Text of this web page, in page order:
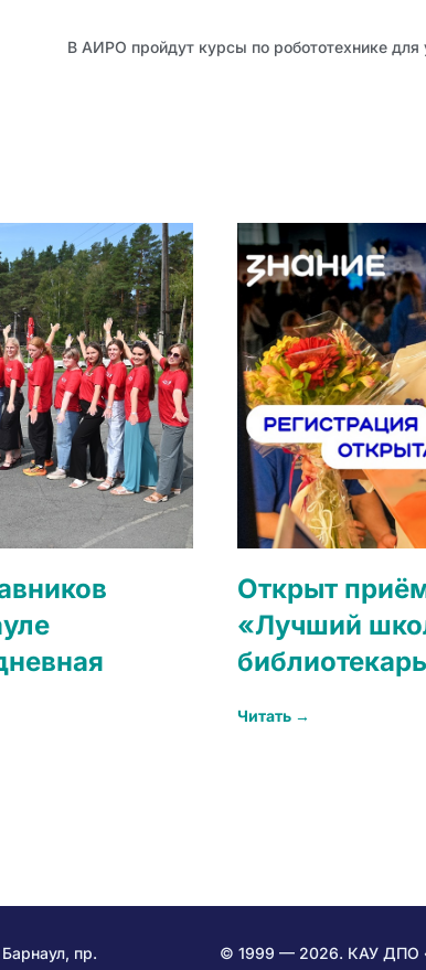
В АИРО пройдут курсы по робототехнике для
Открыт
«Лучший
Читать →
пр.
© 1999 — 2026. КАУ ДПО